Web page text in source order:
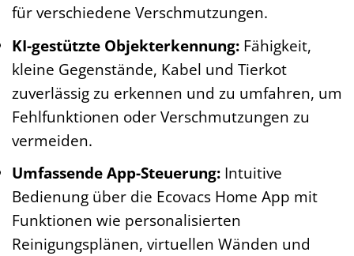
für verschiedene Verschmutzungen.
KI-gestützte Objekterkennung: Fähigkeit,
kleine Gegenstände, Kabel und Tierkot
zuverlässig zu erkennen und zu umfahren, um
Fehlfunktionen oder Verschmutzungen zu
vermeiden.
Umfassende App-Steuerung: Intuitive
Bedienung über die Ecovacs Home App mit
Funktionen wie personalisierten
Reinigungsplänen, virtuellen Wänden und